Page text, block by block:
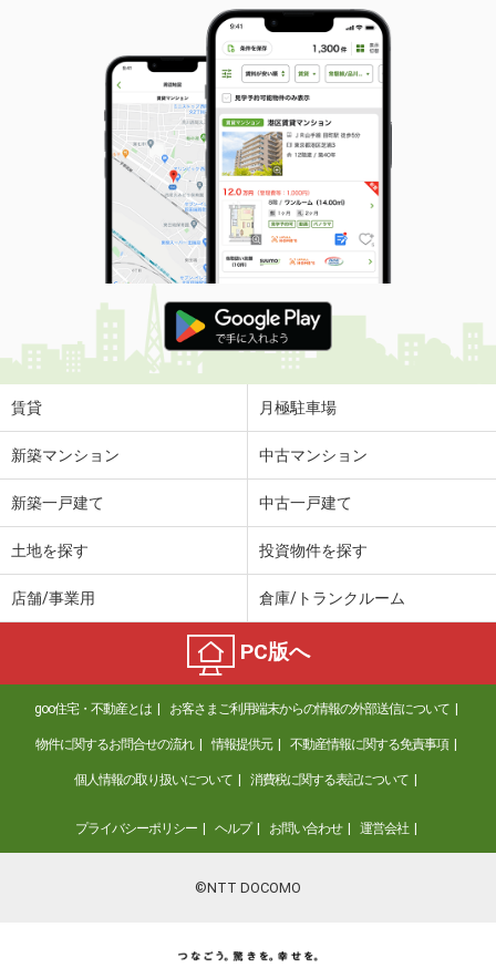
賃貸 月極駐車場
新築マンション 中古マンション
新築一戸建て 中古一戸建て
土地を探す 投資物件を探す
店舗/事業用 倉庫/トランクルーム
PC版へ
goo住宅・不動産とは お客さまご利用端末からの情報の外部送信について
物件に関するお問合せの流れ 情報提供元 不動産情報に関する免責事項
個人情報の取り扱いについて 消費税に関する表記について
プライバシーポリシー ヘルプ お問い合わせ 運営会社
©NTT DOCOMO